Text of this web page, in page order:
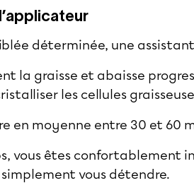
déterminée, une
la graisse et abaisse
les cellules
en moyenne entre 30 et 60
vous êtes confortablement
vous détendre.